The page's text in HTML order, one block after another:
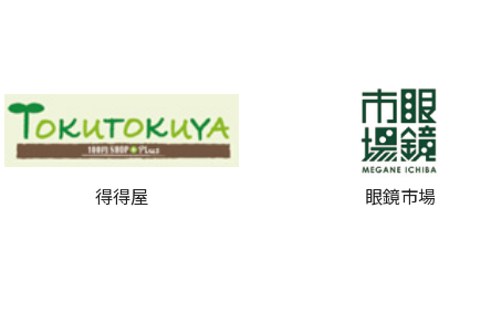
得得屋 眼鏡市場